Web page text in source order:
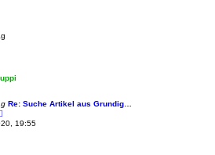
Re: Suche Artikel aus Grundig…
e
u
19:55